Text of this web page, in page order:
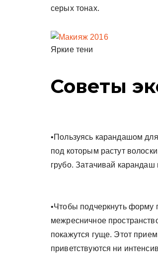
серых тонах.
Яркие тени
Советы
•Пользуясь карандашом
под которым растут
грубо. Затачивай
•Чтобы подчеркнуть форму
межресничное
покажутся гуще. Этот
приветствуются ни